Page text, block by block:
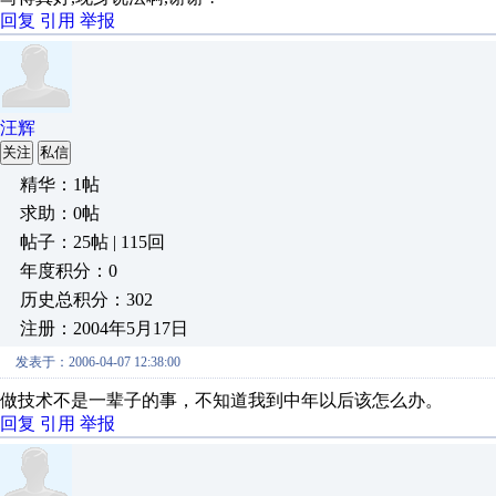
回复 引用 举报
汪辉
关注 私信
精华：1帖
求助：0帖
帖子：25帖 | 115回
年度积分：0
历史总积分：302
注册：2004年5月17日
发表于：2006-04-07 12:38:00
做技术不是一辈子的事，不知道我到中年以后该怎么办。
回复 引用 举报